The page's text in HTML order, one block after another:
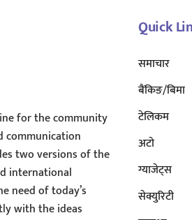
for the community
two versions of the
international
need of today’s
with the ideas
Quick
समाचार
बैंकिङ/बिमा
टेलिकम
अटाे
ग्याजेट्स
सेक्युरिटी